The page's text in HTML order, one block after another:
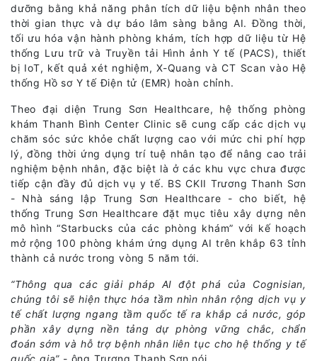
dưỡng bằng khả năng phân tích dữ liệu bệnh nhân theo
thời gian thực và dự báo lâm sàng bằng AI. Đồng thời,
tối ưu hóa vận hành phòng khám, tích hợp dữ liệu từ Hệ
thống Lưu trữ và Truyền tải Hình ảnh Y tế (PACS), thiết
bị IoT, kết quả xét nghiệm, X-Quang và CT Scan vào Hệ
thống Hồ sơ Y tế Điện tử (EMR) hoàn chỉnh.
Theo đại diện Trung Sơn Healthcare, hệ thống phòng
khám Thanh Bình Center Clinic sẽ cung cấp các dịch vụ
chăm sóc sức khỏe chất lượng cao với mức chi phí hợp
lý, đồng thời ứng dụng trí tuệ nhân tạo để nâng cao trải
nghiệm bệnh nhân, đặc biệt là ở các khu vực chưa được
tiếp cận đầy đủ dịch vụ y tế. BS CKII Trương Thanh Sơn
- Nhà sáng lập Trung Sơn Healthcare - cho biết, hệ
thống Trung Sơn Healthcare đặt mục tiêu xây dựng nên
mô hình “Starbucks của các phòng khám” với kế hoạch
mở rộng 100 phòng khám ứng dụng AI trên khắp 63 tỉnh
thành cả nước trong vòng 5 năm tới.
“Thông qua các giải pháp AI đột phá của Cognisian,
chúng tôi sẽ hiện thực hóa tầm nhìn nhân rộng dịch vụ y
tế chất lượng ngang tầm quốc tế ra khắp cả nước, góp
phần xây dựng nền tảng dự phòng vững chắc, chẩn
đoán sớm và hỗ trợ bệnh nhân liên tục cho hệ thống y tế
quốc gia” - ông Trương Thanh Sơn nói.